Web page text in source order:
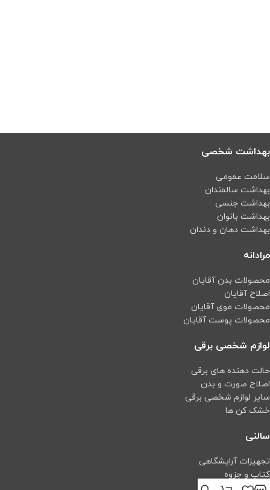
بهداشت شخصی
سلامت عمومی
بهداشت سالمندان
بهداشت جنسی
بهداشت بانوان
بهداشت دهان و دندان
مرادانه
محصولات بدن آقایان
اصلاح آقایان
محصولات موی آقایان
محصولات پوست آقایان
لوازم شخصی برقی
حالت دهنده های برقی
اصلاح صورت و بدن
سایر لوازم شخصی برقی
خشک کن ها
سالنی
تجهیزات آرایشگاهی
کتاب و جزوه